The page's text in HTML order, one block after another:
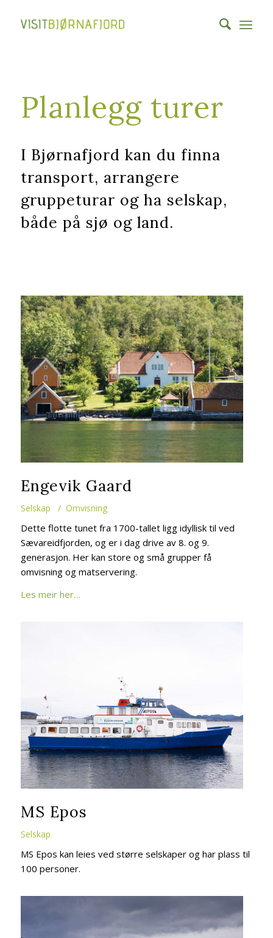
Planlegg turer
I Bjørnafjord kan du finna
transport, arrangere
gruppeturar og ha selskap,
både på sjø og land.
Engevik Gaard
Selskap / Omvisning
Dette flotte tunet fra 1700-tallet ligg idyllisk til ved
Sævareidfjorden, og er i dag drive av 8. og 9.
generasjon. Her kan store og små grupper få
omvisning og matservering.
Les meir her…
MS Epos
Selskap
MS Epos kan leies ved større selskaper og har plass til
100 personer.